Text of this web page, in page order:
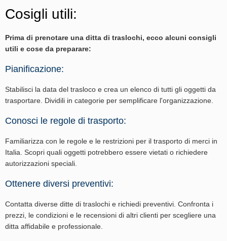
Cosigli utili:
Prima di prenotare una ditta di traslochi, ecco alcuni consigli
utili e cose da preparare:
Pianificazione:
Stabilisci la data del trasloco e crea un elenco di tutti gli oggetti da
trasportare. Dividili in categorie per semplificare l'organizzazione.
Conosci le regole di trasporto:
Familiarizza con le regole e le restrizioni per il trasporto di merci in
Italia. Scopri quali oggetti potrebbero essere vietati o richiedere
autorizzazioni speciali.
Ottenere diversi preventivi:
Contatta diverse ditte di traslochi e richiedi preventivi. Confronta i
prezzi, le condizioni e le recensioni di altri clienti per scegliere una
ditta affidabile e professionale.